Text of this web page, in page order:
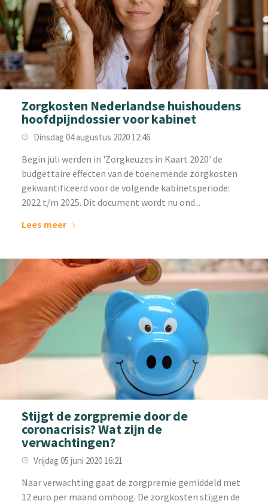
Zorgkosten Nederlandse huishoudens
hoofdpijndossier voor kabinet
Dinsdag 04 augustus 2020 12:46
Begin juli werden in 'Zorgkeuzes in Kaart 2020' de
budgettaire effecten van de toenemende zorgkosten
gekwantificeerd voor de volgende kabinetsperiode:
2022 t/m 2025. Dit document wordt nu ond...
Lees meer
Stijgt de zorgpremie door de
coronacrisis? Wat zijn de
verwachtingen?
Vrijdag 05 juni 2020 16:21
Naar verwachting gaat de zorgpremie gemiddeld met
12 euro per maand omhoog. De zorgkosten stijgen de